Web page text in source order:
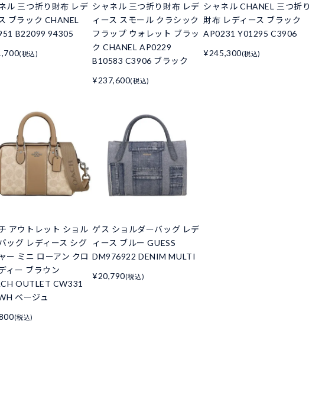
ル 三つ折り財布 レデ
ブラック CHANEL
B22099 94305
(税込)
シャネル 三つ折り財布 レデ
ィース スモール クラシック
フラップ ウォレット ブラッ
ク CHANEL AP0229
B10583 C3906 ブラック
¥237,600(税込)
シャネル CHANEL 三つ折り
財布 レディース ブラック
AP0231 Y01295 C3906
¥245,300(税込)
アウトレット ショル
ッグ レディース シグ
ー ミニ ローアン クロ
ィー ブラウン
OUTLET CW331
ベージュ
(税込)
ゲス ショルダーバッグ レデ
ィース ブルー GUESS
DM976922 DENIM MULTI
¥20,790(税込)